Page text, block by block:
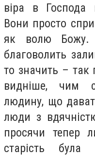
віра в Господа
Вони просто
як волю Божу.
благоволить
то значить – так
видніше, чим
людину, що
люди з
просячи тепер
старість була